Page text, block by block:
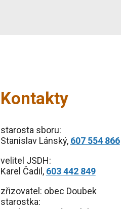
Kontakty
starosta sboru:
Stanislav Lánský, 607 554 866
velitel JSDH:
Karel Čadil, 603 442 849
zřizovatel: obec Doubek
starostka: